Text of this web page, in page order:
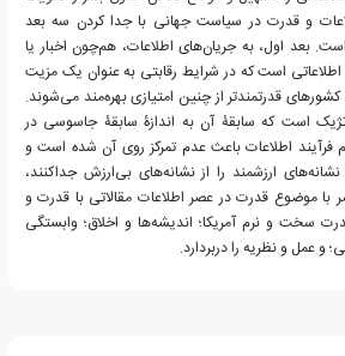
و قدرت در سیاست جهانی با جدا کردن سه بعد
بعد اول، به جریان‌های اطلاعات، هم‌چون اخبار یا
اطلاعاتی است که در شرایط رقابتی به عنوان یک مزیت
کشورهای قدرتمندتر از چنین امتیازی بهره‌مند می‌شوند.
است که سابقۀ آن به اندازۀ سابقۀ جاسوسی در
فرآیند اطلاعات باعث عدم تمرکز روی آن شده است و
ارزشمند را از نشانه‌های بی‌ارزش جداکنند،
با موضوع قدرت در عصر اطلاعات مقالاتی با قدرت و
سخت و نرم آمریکا؛ اندیشه‌ها و اخلاق؛ وابستگی
و عمل و نظریه را دربردارد.